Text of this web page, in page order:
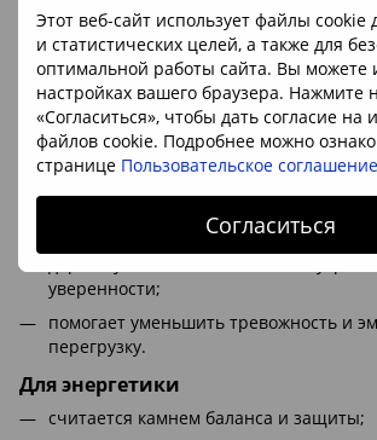
Этот веб-сайт использует файлы cookie
и статистических целей, а также для
оптимальной работы сайта. Вы можете
настройках вашего браузера. Нажмите
«Согласиться», чтобы дать согласие на
файлов cookie. Подробнее можно
странице Пользовательское соглашение
Согласиться
поддерживает процессы
омоложения;
помогает нормализовать
снижает мышечное напряжение,
расслаблению.
Для эмоционального состояния
успокаивает нервную систему и
дарит чувство стабильности,
уверенности;
помогает уменьшить тревожность и
перегрузку.
Для энергетики
считается камнем баланса и защиты;